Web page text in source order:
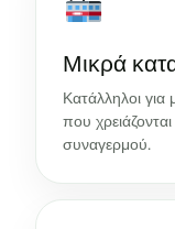
Μικρά
Κατάλληλοι
που
συναγερμού.